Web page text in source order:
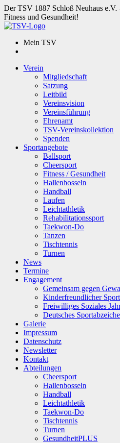
Der TSV 1887 Schloß Neuhaus
Fitness und Gesundheit!
Mein TSV
Verein
Mitgliedschaft
Satzung
Leitbild
Vereinsvision
Vereinsführung
Ehrenamt
TSV-Vereinskollektion
Spenden
Sportangebote
Ballsport
Cheersport
Fitness / Gesundheit
Hallenbosseln
Handball
Laufen
Leichtathletik
Rehabilitationssport
Taekwon-Do
Tanzen
Tischtennis
Turnen
News
Termine
Engagement
Gemeinsam gegen
Kinderfreundlicher
Freiwilliges Soziales
Deutsches
Galerie
Impressum
Datenschutz
Newsletter
Kontakt
Abteilungen
Cheersport
Hallenbosseln
Handball
Leichtathletik
Taekwon-Do
Tischtennis
Turnen
GesundheitPLUS